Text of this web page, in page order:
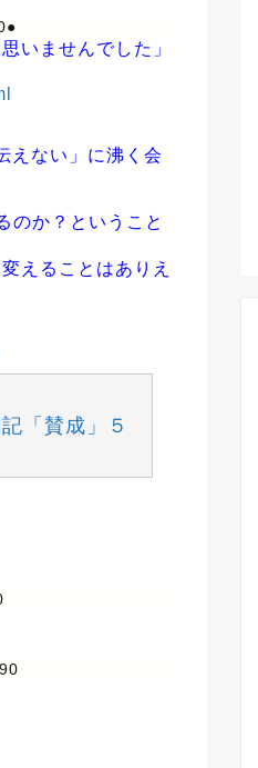
いませんでした」
えない」に沸く会
のか？ということ
えることはありえ
「賛成」５